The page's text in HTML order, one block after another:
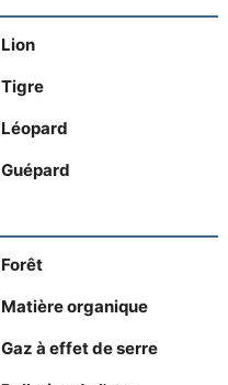
Lion
Tigre
Léopard
Guépard
Forêt
Matière organique
Gaz à effet de serre